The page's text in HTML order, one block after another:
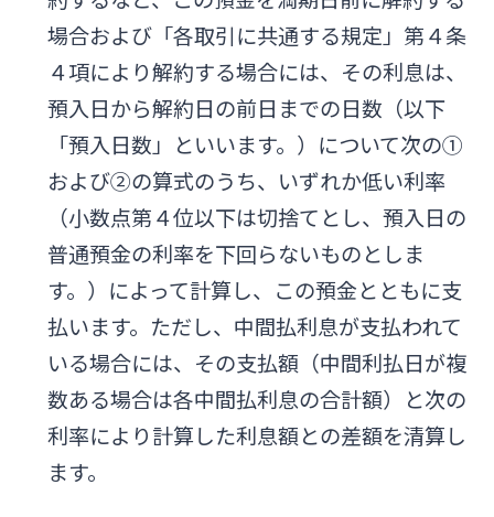
場合および「各取引に共通する規定」第４条
４項により解約する場合には、その利息は、
預入日から解約日の前日までの日数（以下
「預入日数」といいます。）について次の①
および②の算式のうち、いずれか低い利率
（小数点第４位以下は切捨てとし、預入日の
普通預金の利率を下回らないものとしま
す。）によって計算し、この預金とともに支
払います。ただし、中間払利息が支払われて
いる場合には、その支払額（中間利払日が複
数ある場合は各中間払利息の合計額）と次の
利率により計算した利息額との差額を清算し
ます。